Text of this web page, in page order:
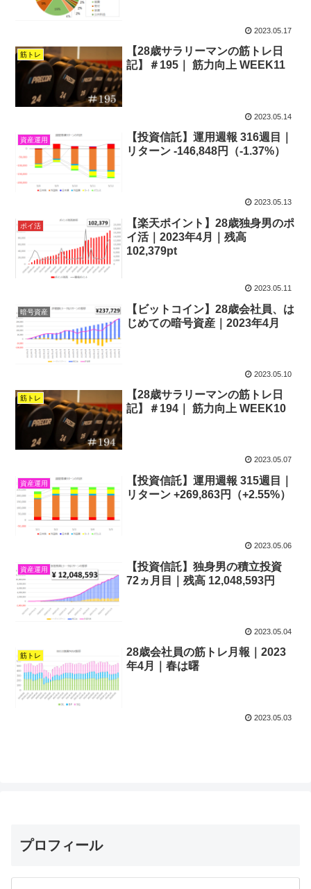
2023.05.17
筋トレ
【28歳サラリーマンの筋トレ日
記】＃195｜ 筋力向上 WEEK11
2023.05.14
資産運用
【投資信託】運用週報 316週目｜
リターン -146,848円（-1.37%）
2023.05.13
ポイ活
【楽天ポイント】28歳独身男のポ
イ活｜2023年4月｜残高
102,379pt
2023.05.11
暗号資産
【ビットコイン】28歳会社員、は
じめての暗号資産｜2023年4月
2023.05.10
筋トレ
【28歳サラリーマンの筋トレ日
記】＃194｜ 筋力向上 WEEK10
2023.05.07
資産運用
【投資信託】運用週報 315週目｜
リターン +269,863円（+2.55%）
2023.05.06
資産運用
【投資信託】独身男の積立投資
72ヵ月目｜残高 12,048,593円
2023.05.04
筋トレ
28歳会社員の筋トレ月報｜2023
年4月｜春は曙
2023.05.03
プロフィール